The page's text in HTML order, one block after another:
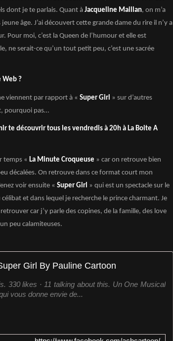
dont je te parlais. Quant à Jacqueline Maillan, on m’a
âge. J’ai découvert cette grande dame du rire il n’y a
Pour moi, c’est la Queen de l’humour et elle est
ne serait-ce qu’un tout petit peu, c’est une sacrée
Web ?
viennent par rapport à « Super Girl » sur d’autres
pourquoi pas…
te découvrir tous les vendredis à 20h à La Boite A
temps « La Minute Croqueuse » car on retrouve bien
décalées. On retrouve dans ce format court mon
voir ensuite « Super Girl » qui est un spectacle sur le
et dans lequel je recherche le prince charmant. Je
car j’y parle des copines, de la famille, des love
peu calamiteuses.
Girl By Pauline Cartoon
330 likes · 11 talking about this. Un One Musical
vous donne envie de...